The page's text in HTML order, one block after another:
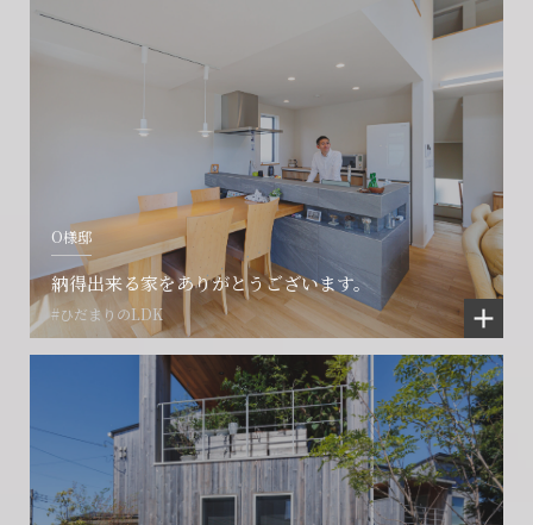
O様邸
納得出来る家をありがとうございます。
#ひだまりのLDK